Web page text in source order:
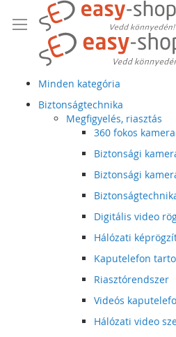
Minden kategória
Biztonságtechnika
Megfigyelés, riasztás
360 fokos kamera
Biztonsági
Biztonsági
Digitális video
Hálózati
Kaputelefon
Riasztórendszer
Videós
Hálózati video